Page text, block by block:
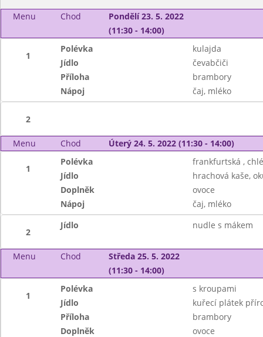
Menu Chod
Pondělí 23. 5. 2022
(11:30 - 14:00)
1
Polévka
kulajda
Jídlo
čevabčiči
Příloha
brambory
Nápoj
čaj, mléko
2
Menu Chod Úterý 24. 5. 2022 (11:30 - 14:00)
1
Polévka
frankfurtská ,
Jídlo
hrachová kaše,
Doplněk
ovoce
Nápoj
čaj, mléko
2
Jídlo nudle s mákem
Menu Chod
Středa 25. 5. 2022
(11:30 - 14:00)
1
Polévka
s kroupami
Jídlo
kuřecí plátek
Příloha
brambory
Doplněk
ovoce